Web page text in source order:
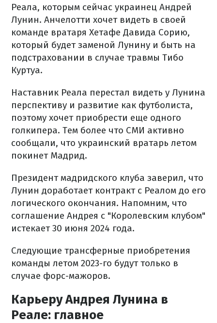
Реала, которым сейчас украинец Андрей
Лунин. Анчелотти хочет видеть в своей
команде вратаря Хетафе Давида Сорию,
который будет заменой Лунину и быть на
подстраховании в случае травмы Тибо
Куртуа.
Наставник Реала перестал видеть у Лунина
перспективу и развитие как футболиста,
поэтому хочет приобрести еще одного
голкипера. Тем более что СМИ активно
сообщали, что украинский вратарь летом
покинет Мадрид.
Президент мадридского клуба заверил, что
Лунин доработает контракт с Реалом до его
логического окончания. Напомним, что
соглашение Андрея с "Королевским клубом"
истекает 30 июня 2024 года.
Следующие трансферные приобретения
команды летом 2023-го будут только в
случае форс-мажоров.
Карьеру Андрея Лунина в
Реале: главное